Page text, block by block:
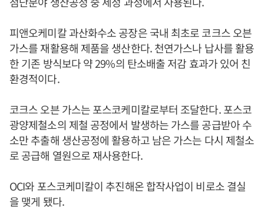
피앤오케미칼 과산화수소 공장은 국내 최초로 코크스 오븐
가스를 재활용해 제품을 생산한다. 천연가스나 납사를 활용
한 기존 방식보다 약 29%의 탄소배출 저감 효과가 있어 친
환경적이다.
코크스 오븐 가스는 포스코케미칼로부터 조달한다. 포스코
광양제철소의 제철 공정에서 발생하는 가스를 공급받아 수
소만 추출해 생산공정에 활용하고 남은 가스는 다시 제철소
로 공급해 열원으로 재사용한다.
OCI와 포스코케미칼이 추진해온 합작사업이 비로소 결실
을 맺게 됐다.